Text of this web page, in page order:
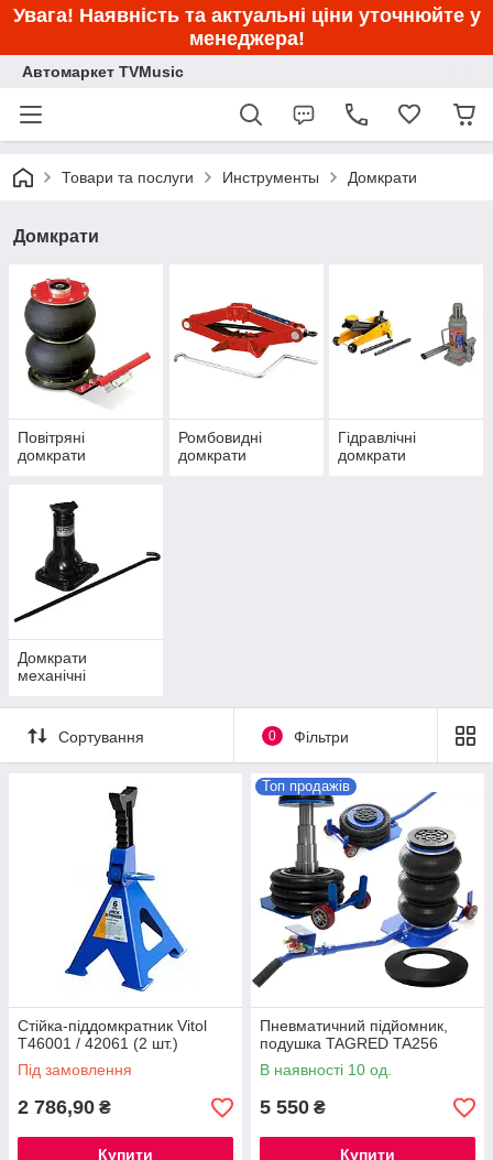
Увага! Наявність та актуальні ціни уточнюйте у
менеджера!
Автомаркет TVMusic
Товари та послуги Инструменты Домкрати
Домкрати
Повітряні
домкрати
Ромбовидні
домкрати
Гідравлічні
домкрати
Домкрати
механічні
Сортування 0 Фільтри
Стійка-піддомкратник Vitol
T46001 / 42061 (2 шт.)
Під замовлення
2 786,90 ₴
Купити
Топ продажів
Пневматичний підйомник,
подушка TAGRED TA256
В наявності 10 од.
5 550 ₴
Купити